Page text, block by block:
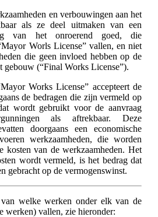
en verbouwingen aan het
als ze deel uitmaken van een
van het onroerend goed, die
Worls License” vallen, en niet
die geen invloed hebben op de
gebouw (“Final Works License”).
Works License” accepteert de
de bedragen die zijn vermeld op
wordt gebruikt voor de aanvraag
als aftrekbaar. Deze
doorgaans een economische
werkzaamheden, die worden
kosten van de werkzaamheden. Het
wordt vermeld, is het bedrag dat
gebracht op de vermogenswinst.
welke werken onder elk van de
werken) vallen, zie hieronder: